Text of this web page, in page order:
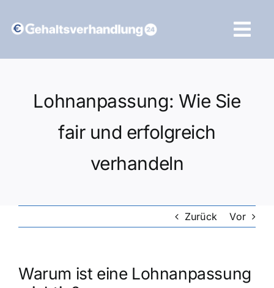
Inhalt
Lohnanpassung: Wie Sie
fair und erfolgreich
verhandeln
Zurück Vor
Warum ist eine Lohnanpassung